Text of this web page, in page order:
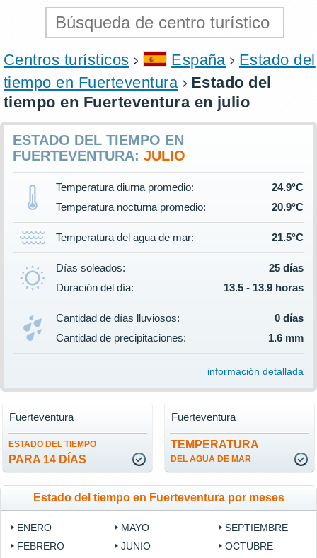
Centros turísticos España
Estado del
tiempo en Fuerteventura
Estado del
tiempo en Fuerteventura en julio
ESTADO DEL TIEMPO EN
FUERTEVENTURA: JULIO
Temperatura diurna promedio:
24.9°C
Temperatura nocturna promedio:
20.9°C
Temperatura del agua de mar: 21.5°C
Días soleados:
25 días
Duración del día:
13.5 - 13.9 horas
Cantidad de días lluviosos:
0 días
Cantidad de precipitaciones:
1.6 mm
información detallada
ESTADO DEL TIEMPO
PARA 14 DÍAS
Fuerteventura
TEMPERATURA
DEL AGUA DE MAR
Fuerteventura
Estado del tiempo en Fuerteventura por meses
ENERO
FEBRERO
MAYO
JUNIO
SEPTIEMBRE
OCTUBRE